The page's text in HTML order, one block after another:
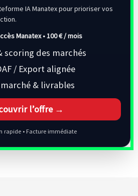
IA Manatex pour prioriser vos
Manatex •100 € / mois
scoring des marchés
/ Export alignée
& livrables
l’offre →
rapide • Facture immédiate